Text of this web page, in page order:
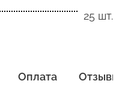
25 шт.
Оплата Отзывы